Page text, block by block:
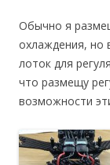
Обычно я
охлаждения, но
лоток для
что размещу
возможности